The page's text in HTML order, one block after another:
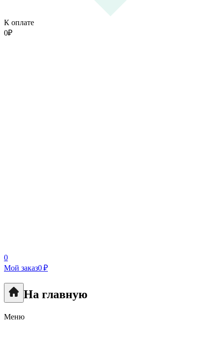
К оплате
0₽
0
Мой заказ0 ₽
На главную
Меню